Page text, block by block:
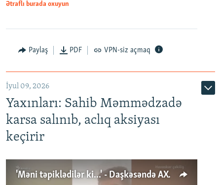
Ətraflı burada oxuyun
Paylaş PDF VPN-siz açmaq
İyul 09, 2026
Yaxınları: Sahib Məmmədzadə
karsa salınıb, aclıq aksiyası
keçirir
'Məni təpiklədilər ki...' - Daşkəsəndə AXCP fəalının yaxınları onun həbsinə etiraz edirlər